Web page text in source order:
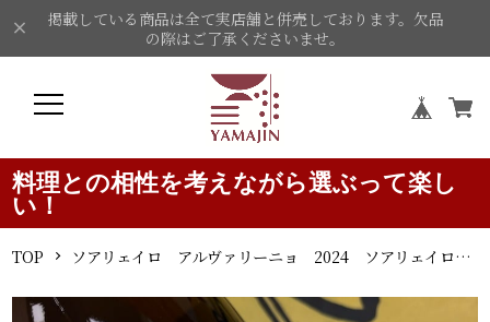
掲載している商品は全て実店舗と併売しております。欠品
の際はご了承くださいませ。
料理との相性を考えながら選ぶって楽し
い！
TOP ソアリェイロ アルヴァリーニョ 2024 ソアリェイロ 白ワイン